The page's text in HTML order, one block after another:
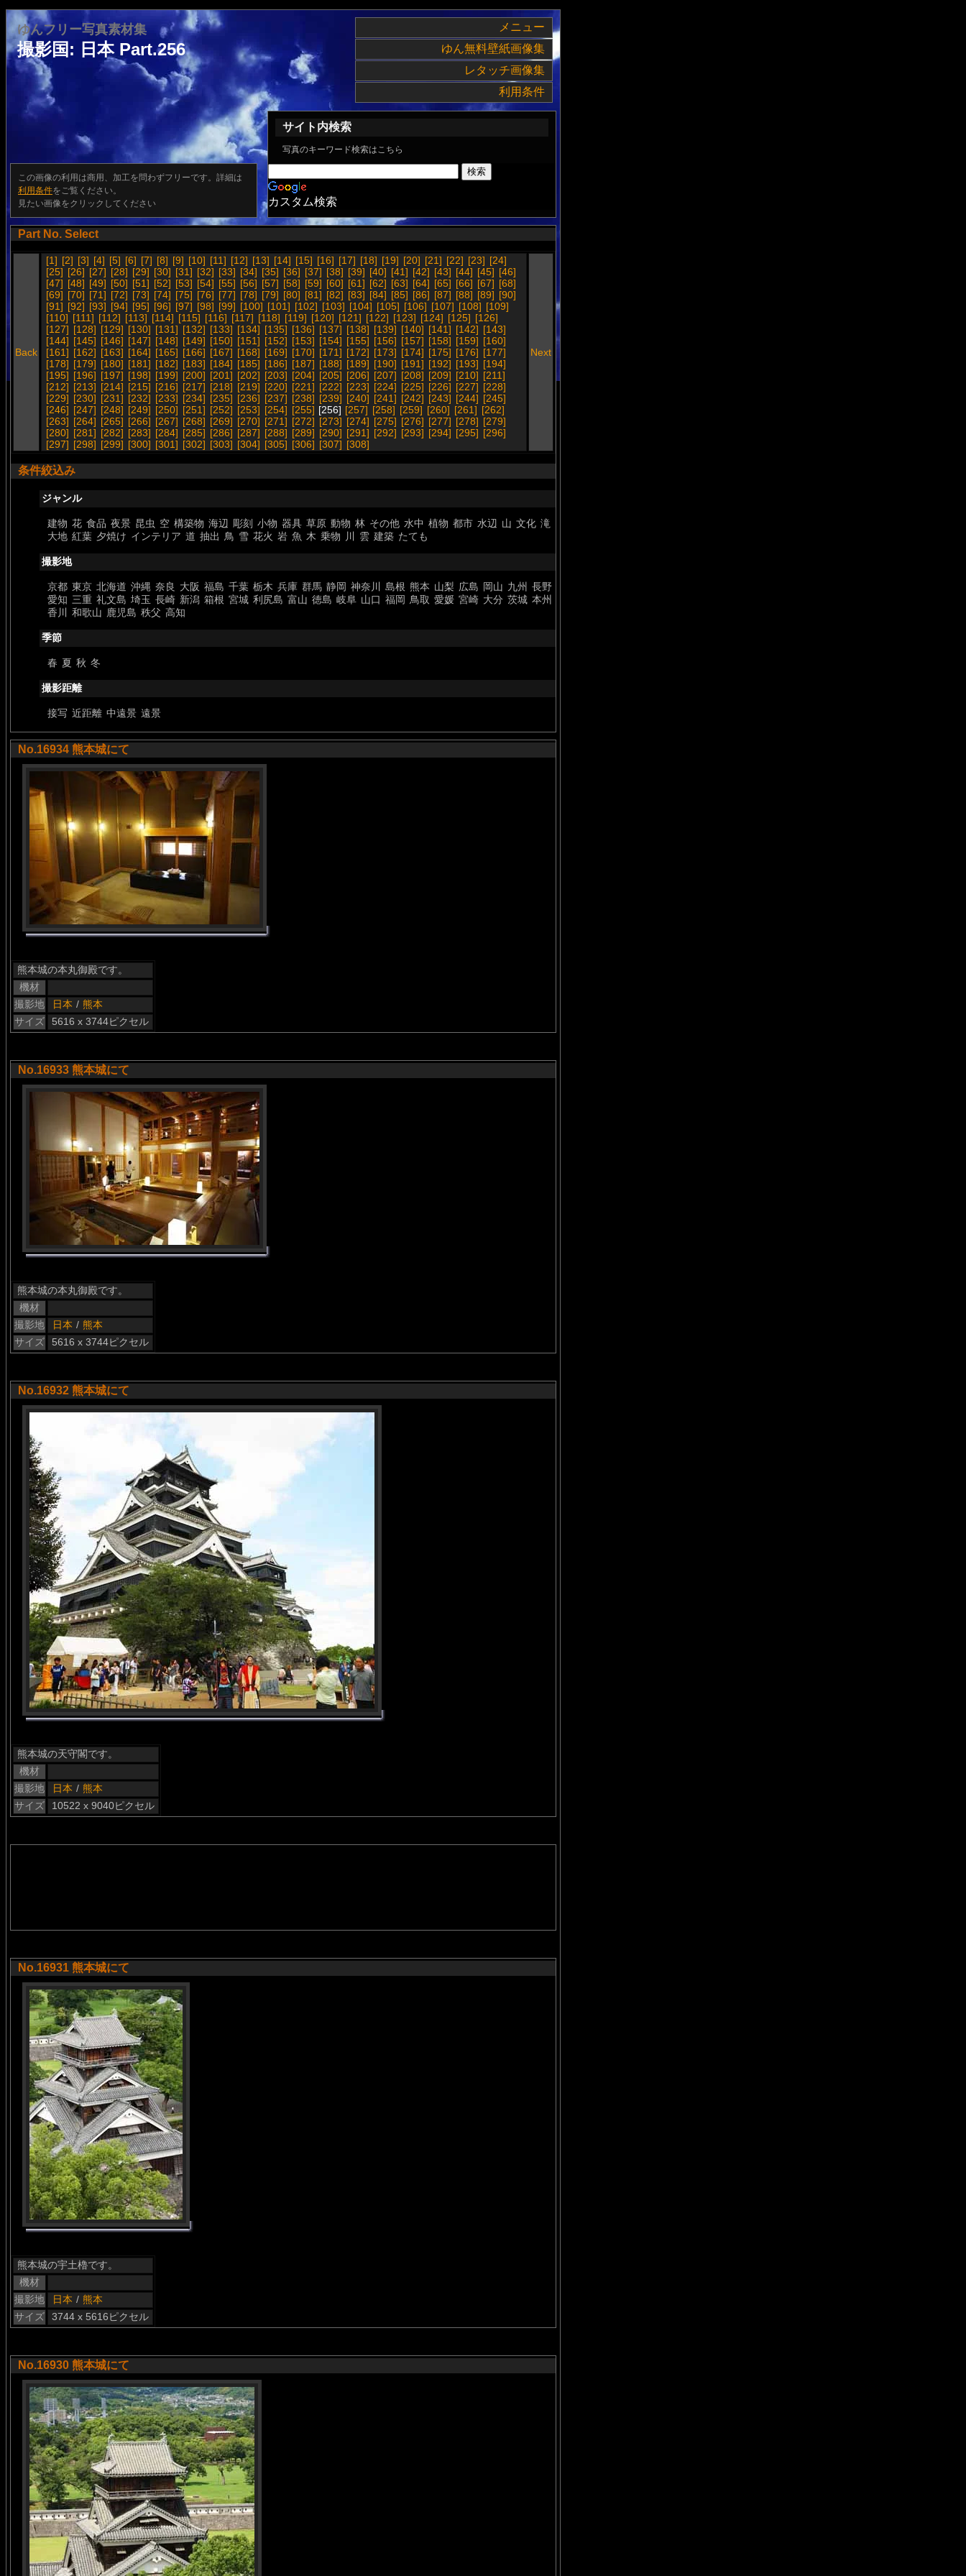
メニュー
ゆん無料壁紙画像集
レタッチ画像集
利用条件
ゆんフリー写真素材集
撮影国: 日本 Part.256
この画像の利用は商用、加工を問わずフリーです。詳細は
利用条件をご覧ください。
見たい画像をクリックしてください
サイト内検索
写真のキーワード検索はこちら
カスタム検索
Part No. Select
Back
[1] [2] [3] [4] [5] [6] [7] [8] [9] [10] [11] [12] [13] [14] [15] [16] [17] [18] [19] [20] [21] [22] [23] [24]
[25] [26] [27] [28] [29] [30] [31] [32] [33] [34] [35] [36] [37] [38] [39] [40] [41] [42] [43] [44] [45] [46]
[47] [48] [49] [50] [51] [52] [53] [54] [55] [56] [57] [58] [59] [60] [61] [62] [63] [64] [65] [66] [67] [68]
[69] [70] [71] [72] [73] [74] [75] [76] [77] [78] [79] [80] [81] [82] [83] [84] [85] [86] [87] [88] [89] [90]
[91] [92] [93] [94] [95] [96] [97] [98] [99] [100] [101] [102] [103] [104] [105] [106] [107] [108] [109]
[110] [111] [112] [113] [114] [115] [116] [117] [118] [119] [120] [121] [122] [123] [124] [125] [126]
[127] [128] [129] [130] [131] [132] [133] [134] [135] [136] [137] [138] [139] [140] [141] [142] [143]
[144] [145] [146] [147] [148] [149] [150] [151] [152] [153] [154] [155] [156] [157] [158] [159] [160]
[161] [162] [163] [164] [165] [166] [167] [168] [169] [170] [171] [172] [173] [174] [175] [176] [177]
[178] [179] [180] [181] [182] [183] [184] [185] [186] [187] [188] [189] [190] [191] [192] [193] [194]
[195] [196] [197] [198] [199] [200] [201] [202] [203] [204] [205] [206] [207] [208] [209] [210] [211]
[212] [213] [214] [215] [216] [217] [218] [219] [220] [221] [222] [223] [224] [225] [226] [227] [228]
[229] [230] [231] [232] [233] [234] [235] [236] [237] [238] [239] [240] [241] [242] [243] [244] [245]
[246] [247] [248] [249] [250] [251] [252] [253] [254] [255] [256] [257] [258] [259] [260] [261] [262]
[263] [264] [265] [266] [267] [268] [269] [270] [271] [272] [273] [274] [275] [276] [277] [278] [279]
[280] [281] [282] [283] [284] [285] [286] [287] [288] [289] [290] [291] [292] [293] [294] [295] [296]
[297] [298] [299] [300] [301] [302] [303] [304] [305] [306] [307] [308]
Next
条件絞込み
ジャンル
建物 花 食品 夜景 昆虫 空 構築物 海辺 彫刻 小物 器具 草原 動物 林 その他 水中 植物 都市 水辺 山 文化 滝
大地 紅葉 夕焼け インテリア 道 抽出 鳥 雪 花火 岩 魚 木 乗物 川 雲 建築 たても
撮影地
京都 東京 北海道 沖縄 奈良 大阪 福島 千葉 栃木 兵庫 群馬 静岡 神奈川 島根 熊本 山梨 広島 岡山 九州 長野
愛知 三重 礼文島 埼玉 長崎 新潟 箱根 宮城 利尻島 富山 徳島 岐阜 山口 福岡 鳥取 愛媛 宮崎 大分 茨城 本州
香川
和歌山 鹿児島 秩父 高知
季節
春 夏 秋 冬
撮影距離
接写 近距離 中遠景 遠景
No.16934 熊本城にて
熊本城の本丸御殿です。
機材
撮影地
日本 / 熊本
サイズ
5616 x 3744ピクセル
No.16933 熊本城にて
熊本城の本丸御殿です。
機材
撮影地
日本 / 熊本
サイズ
5616 x 3744ピクセル
No.16932 熊本城にて
熊本城の天守閣です。
機材
撮影地
日本 / 熊本
サイズ
10522 x 9040ピクセル
No.16931 熊本城にて
熊本城の宇土櫓です。
機材
撮影地
日本 / 熊本
サイズ
3744 x 5616ピクセル
No.16930 熊本城にて